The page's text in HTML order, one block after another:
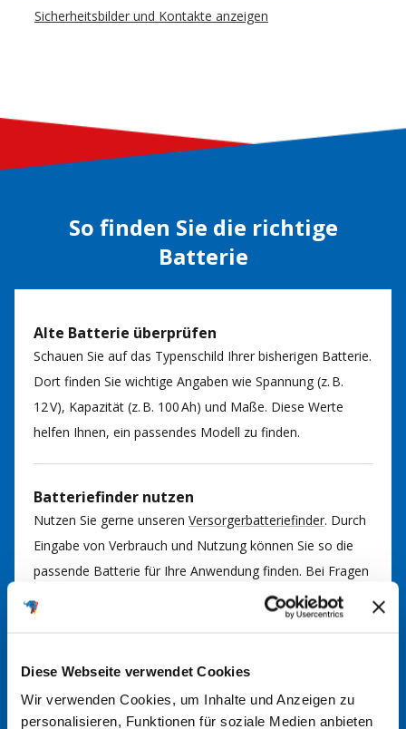
Diese Webseite verwendet Cookies
Wir verwenden Cookies, um Inhalte und Anzeigen zu
personalisieren, Funktionen für soziale Medien anbieten
Sicherheitsbilder und Kontakte anzeigen
So finden Sie die richtige
Batterie
Alte Batterie überprüfen
Schauen Sie auf das Typenschild Ihrer bisherigen Batterie.
Dort finden Sie wichtige Angaben wie Spannung (z. B.
12 V), Kapazität (z. B. 100 Ah) und Maße. Diese Werte
helfen Ihnen, ein passendes Modell zu finden.
Batteriefinder nutzen
Nutzen Sie gerne unseren Versorgerbatteriefinder. Durch
Eingabe von Verbrauch und Nutzung können Sie so die
passende Batterie für Ihre Anwendung finden. Bei Fragen
kommen Sie gerne auf uns zu.
Informationen über den richtigen Batterietyp. Hier werden